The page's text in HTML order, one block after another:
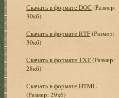
Скачать в формате DOC (Размер:
30кб)
Скачать в формате RTF(Размер:
30кб)
Скачать в формате TXT(Размер:
28кб)
Скачать в формате HTML
(Размер: 29кб)